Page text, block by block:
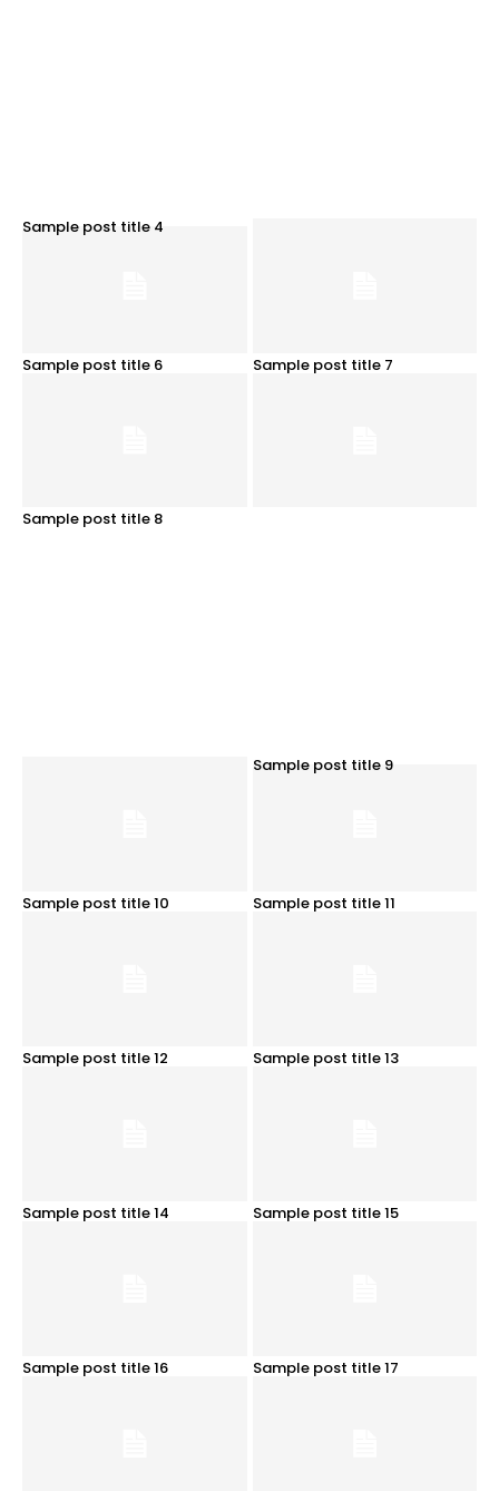
Sample post title 4
Sample post title 6 Sample post title 7
Sample post title 8
Sample post title 9
Sample post title 10 Sample post title 11
Sample post title 12 Sample post title 13
Sample post title 14 Sample post title 15
Sample post title 16 Sample post title 17